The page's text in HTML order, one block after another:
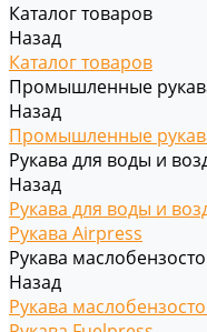
Каталог товаров
Назад
Каталог товаров
Промышленные
Назад
Промышленные
Рукава для воды и
Назад
Рукава для воды и
Рукава Airpress
Рукава
Назад
Рукава